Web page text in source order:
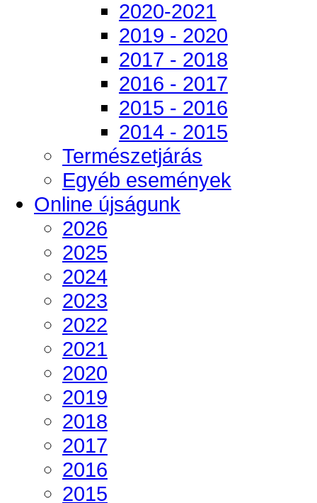
2020-2021
2019 - 2020
2017 - 2018
2016 - 2017
2015 - 2016
2014 - 2015
Természetjárás
Egyéb események
Online újságunk
2026
2025
2024
2023
2022
2021
2020
2019
2018
2017
2016
2015